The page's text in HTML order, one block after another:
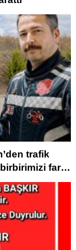
trafik
birbirimizi fark